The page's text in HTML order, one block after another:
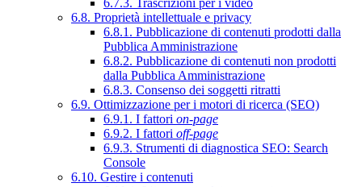
6.7.3. Trascrizioni per i video
6.8. Proprietà intellettuale e privacy
6.8.1. Pubblicazione di contenuti prodotti dalla
Pubblica Amministrazione
6.8.2. Pubblicazione di contenuti non prodotti
dalla Pubblica Amministrazione
6.8.3. Consenso dei soggetti ritratti
6.9. Ottimizzazione per i motori di ricerca (SEO)
6.9.1. I fattori on-page
6.9.2. I fattori off-page
6.9.3. Strumenti di diagnostica SEO: Search
Console
6.10. Gestire i contenuti